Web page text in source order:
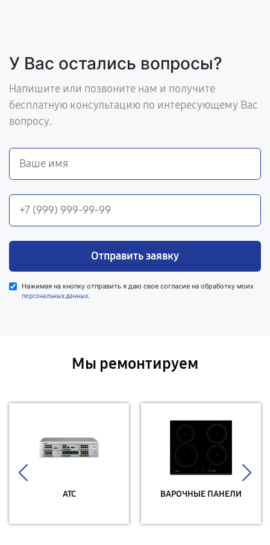
У Вас остались вопросы?
Напишите или позвоните нам и получите
бесплатную консультацию по интересующему Вас
вопросу.
Отправить заявку
Нажимая на кнопку отправить я даю свое согласие на обработку моих
персональных данных.
Мы ремонтируем
АТС ВАРОЧНЫЕ ПАНЕЛИ